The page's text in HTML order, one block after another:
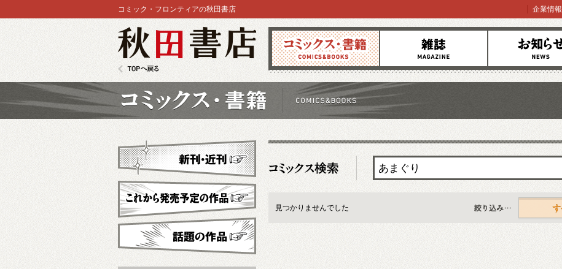
コミックス 雑誌 お知らせ
コミック・フロンティアの秋田書店 企業情報
見つかりませんでした
すべて
新刊・近刊
これから発売予定